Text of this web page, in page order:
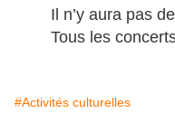
Il n’y aura pas
Tous les
#Activités culturelles